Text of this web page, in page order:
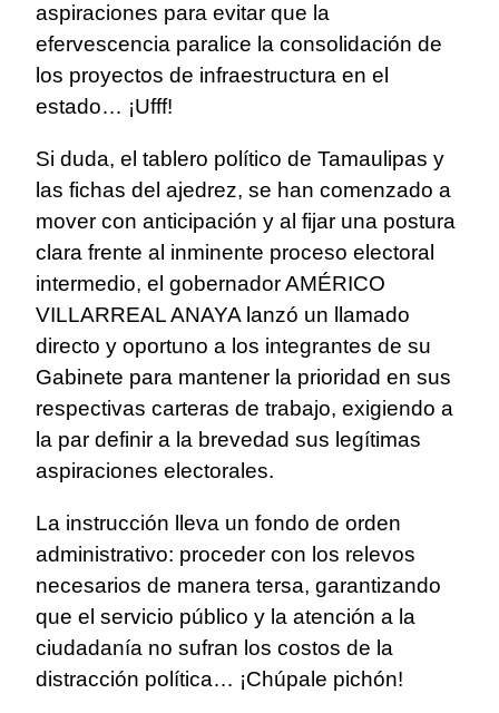
aspiraciones para evitar que la
efervescencia paralice la consolidación de
los proyectos de infraestructura en el
estado… ¡Ufff!
Si duda, el tablero político de Tamaulipas y
las fichas del ajedrez, se han comenzado a
mover con anticipación y al fijar una postura
clara frente al inminente proceso electoral
intermedio, el gobernador AMÉRICO
VILLARREAL ANAYA lanzó un llamado
directo y oportuno a los integrantes de su
Gabinete para mantener la prioridad en sus
respectivas carteras de trabajo, exigiendo a
la par definir a la brevedad sus legítimas
aspiraciones electorales.
La instrucción lleva un fondo de orden
administrativo: proceder con los relevos
necesarios de manera tersa, garantizando
que el servicio público y la atención a la
ciudadanía no sufran los costos de la
distracción política… ¡Chúpale pichón!